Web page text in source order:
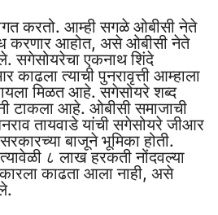
करतो. आम्ही सगळे ओबीसी नेते
करणार आहोत, असे ओबीसी नेते
सगेसोयरेचा एकनाथ शिंदे
त्याची पुनरावृत्ती आम्हाला
मिळत आहे. सगेसोयरे शब्द
टाकला आहे. ओबीसी समाजाची
तायवाडे यांची सगेसोयरे जीआर
बाजूने भूमिका होती.
८ लाख हरकती नोंदवल्या
काढता आला नाही, असे